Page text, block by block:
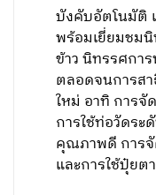
บังคับอัตโนมัติ
พร้อมเยี่ยมชม
ข้าว นิทรรศกา
ตลอดจนการส
ใหม่ อาทิ การ
การใช้ท่อวัดระ
คุณภาพดี การจั
และการใช้ปุ๋ยต